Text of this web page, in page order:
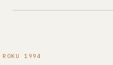
ROKU 1994